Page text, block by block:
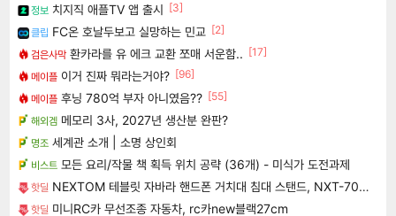
정보 치지직 애플TV 앱 출시 [3]
클립 FC온 호날두보고 실망하는 민교 [2]
검은사막 환카라를 유 에크 교환 쪼매 서운함.. [17]
메이플 이거 진짜 뭐라는거야? [96]
메이플 후닝 780억 부자 아니였음?? [55]
해외겜 메모리 3사, 2027년 생산분 완판?
명조 세계관 소개 | 소명 상인회
비스트 모든 요리/작물 책 획득 위치 공략 (36개) - 미식가 도전과제
핫딜 NEXTOM 테블릿 자바라 핸드폰 거치대 침대 스탠드, NXT-700, 화이트, 1개
핫딜 미니RC카 무선조종 자동차, rc카new블랙27cm